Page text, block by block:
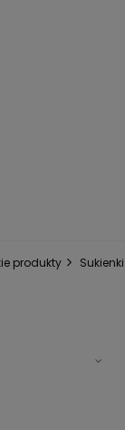
produkty Sukienki